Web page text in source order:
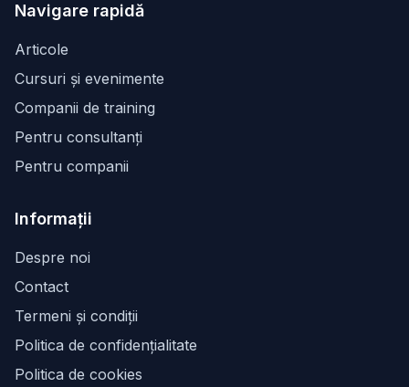
Navigare rapidă
Articole
Cursuri și evenimente
Companii de training
Pentru consultanți
Pentru companii
Informații
Despre noi
Contact
Termeni și condiții
Politica de confidențialitate
Politica de cookies